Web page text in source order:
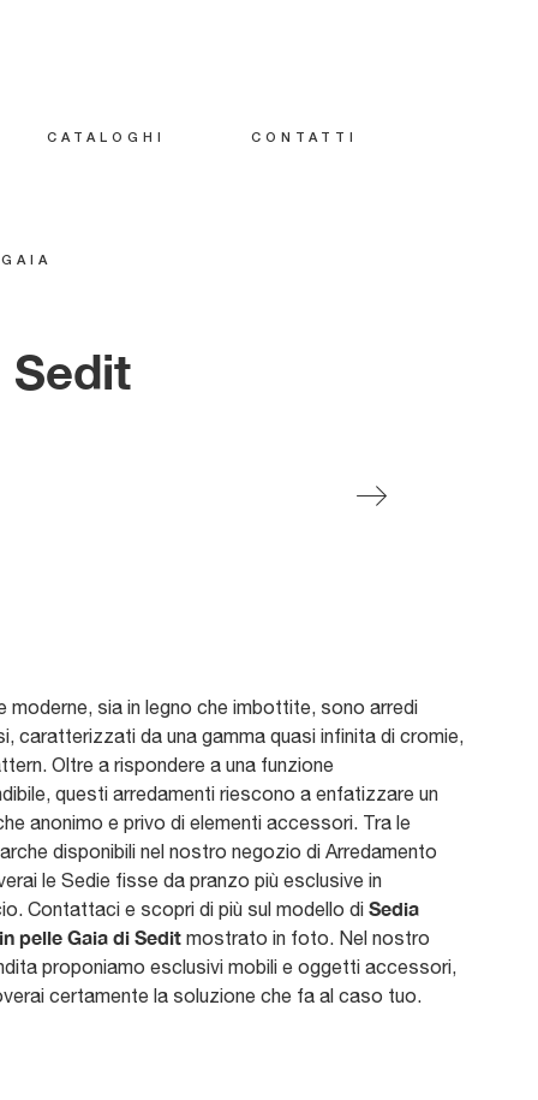
CATALOGHI CONTATTI
GAIA
Sedit
moderne, sia in legno che imbottite, sono arredi
caratterizzati da una gamma quasi infinita di cromie,
Oltre a rispondere a una funzione
questi arredamenti riescono a enfatizzare un
anonimo e privo di elementi accessori. Tra le
disponibili nel nostro negozio di Arredamento
le Sedie fisse da pranzo più esclusive in
Contattaci e scopri di più sul modello di Sedia
pelle Gaia di Sedit mostrato in foto. Nel nostro
proponiamo esclusivi mobili e oggetti accessori,
certamente la soluzione che fa al caso tuo.